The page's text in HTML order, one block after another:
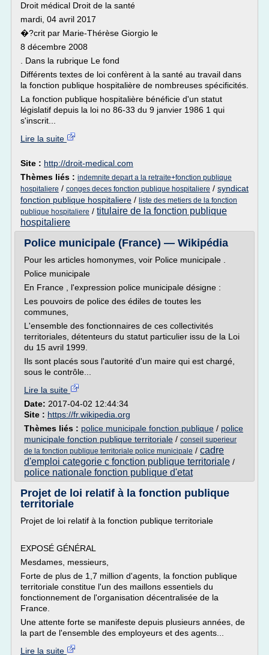
Droit médical Droit de la santé
mardi, 04 avril 2017
�?crit par Marie-Thérèse Giorgio le
8 décembre 2008
. Dans la rubrique Le fond
Différents textes de loi confèrent à la santé au travail dans
la fonction publique hospitalière de nombreuses spécificités.
La fonction publique hospitalière bénéficie d'un statut
législatif depuis la loi no 86-33 du 9 janvier 1986 1 qui
s'inscrit...
Lire la suite
Site : http://droit-medical.com
Thèmes liés : indemnite depart a la retraite+fonction publique
hospitaliere / conges deces fonction publique hospitaliere / syndicat
fonction publique hospitaliere / liste des metiers de la fonction
publique hospitaliere / titulaire de la fonction publique
hospitaliere
Police municipale (France) — Wikipédia
Pour les articles homonymes, voir Police municipale .
Police municipale
En France , l'expression police municipale désigne :
Les pouvoirs de police des édiles de toutes les
communes,
L'ensemble des fonctionnaires de ces collectivités
territoriales, détenteurs du statut particulier issu de la Loi
du 15 avril 1999.
Ils sont placés sous l'autorité d'un maire qui est chargé,
sous le contrôle...
Lire la suite
Date: 2017-04-02 12:44:34
Site : https://fr.wikipedia.org
Thèmes liés : police municipale fonction publique / police
municipale fonction publique territoriale / conseil superieur
de la fonction publique territoriale police municipale / cadre
d'emploi categorie c fonction publique territoriale /
police nationale fonction publique d'etat
Projet de loi relatif à la fonction publique
territoriale
Projet de loi relatif à la fonction publique territoriale
EXPOSÉ GÉNÉRAL
Mesdames, messieurs,
Forte de plus de 1,7 million d'agents, la fonction publique
territoriale constitue l'un des maillons essentiels du
fonctionnement de l'organisation décentralisée de la
France.
Une attente forte se manifeste depuis plusieurs années, de
la part de l'ensemble des employeurs et des agents...
Lire la suite